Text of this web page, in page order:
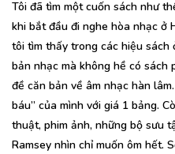
Tôi đã tìm một cuốn sách như
khi bắt đầu đi nghe hòa nhạc ở
tôi tìm thấy trong các hiệu
bản nhạc mà không hề có sách
đề căn bản về âm nhạc hàn
báu” của mình với giá 1 bảng.
thuật, phim ảnh, những bộ sưu
Ramsey nhìn chỉ muốn ôm hết.